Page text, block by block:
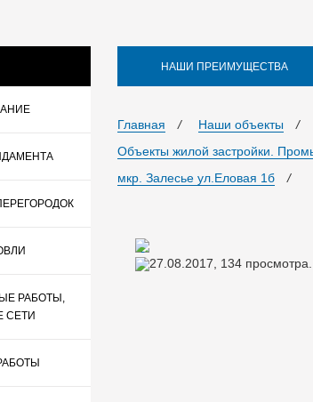
РАБОТЫ,
СЕТИ
НАШИ ПРЕИМУЩЕСТВА
Главная / Наши объекты
/
Объекты жилой застройки.
мкр. Залесье ул.Еловая 1б
/
27.08.2017, 134просмотра.